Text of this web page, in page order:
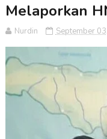
Melaporkan
Nurdin September